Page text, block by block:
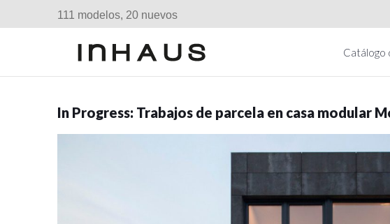
111 modelos, 20 nuevos
Catálogo
In Progress: Trabajos de parcela en casa modular